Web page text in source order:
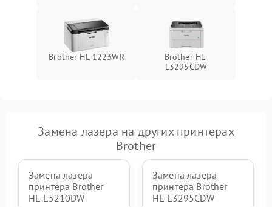
Brother HL-1223WR
Brother HL-
L3295CDW
Замена лазера на других принтерах
Brother
Замена лазера
принтера Brother
HL-L5210DW
Замена лазера
принтера Brother
HL-L3295CDW